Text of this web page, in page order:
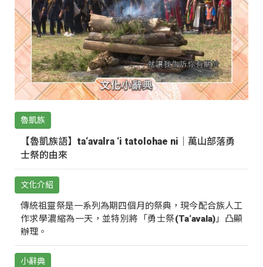
魯凱族
【魯凱族語】ta‘avalra ‘i tatolohae ni｜萬山部落勇
士祭的由來
文化介紹
傳統祖靈祭是一系列為期四個月的祭典，現今配合族人工
作求學濃縮為一天，並特別將「勇士祭(Ta‘avala)」凸顯
辦理。
小辭典